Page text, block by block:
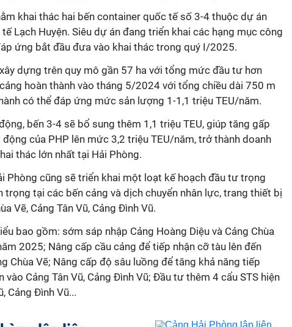
khai thác hai bến container quốc tế số 3-4 thuộc dự án
Lạch Huyện. Siêu dự án đang triển khai các hạng mục công
ứng bắt đầu đưa vào khai thác trong quý I/2025.
dựng trên quy mô gần 57 ha với tổng mức đầu tư hơn
hoàn thành vào tháng 5/2024 với tổng chiều dài 750 m
có thể đáp ứng mức sản lượng 1-1,1 triệu TEU/năm.
bến 3-4 sẽ bổ sung thêm 1,1 triệu TEU, giúp tăng gấp
của PHP lên mức 3,2 triệu TEU/năm, trở thành doanh
thác lớn nhất tại Hải Phòng.
Phòng cũng sẽ triển khai một loạt kế hoạch đầu tư trọng
trọng tại các bến cảng và dịch chuyển nhân lực, trang thiết bị
Vẽ, Cảng Tân Vũ, Cảng Đình Vũ.
bao gồm: sớm sáp nhập Cảng Hoàng Diệu và Cảng Chùa
2025; Nâng cấp cầu cảng để tiếp nhận cỡ tàu lên đến
Chùa Vẽ; Nâng cấp độ sâu luồng để tăng khả năng tiếp
vào Cảng Tân Vũ, Cảng Đình Vũ; Đầu tư thêm 4 cẩu STS hiện
Cảng Đình Vũ...